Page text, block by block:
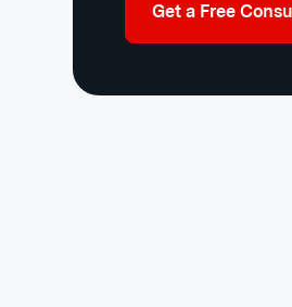
Get a Free